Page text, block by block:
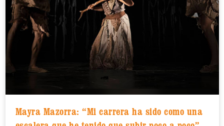
Mayra Mazorra: “Mi carrera ha sido como una